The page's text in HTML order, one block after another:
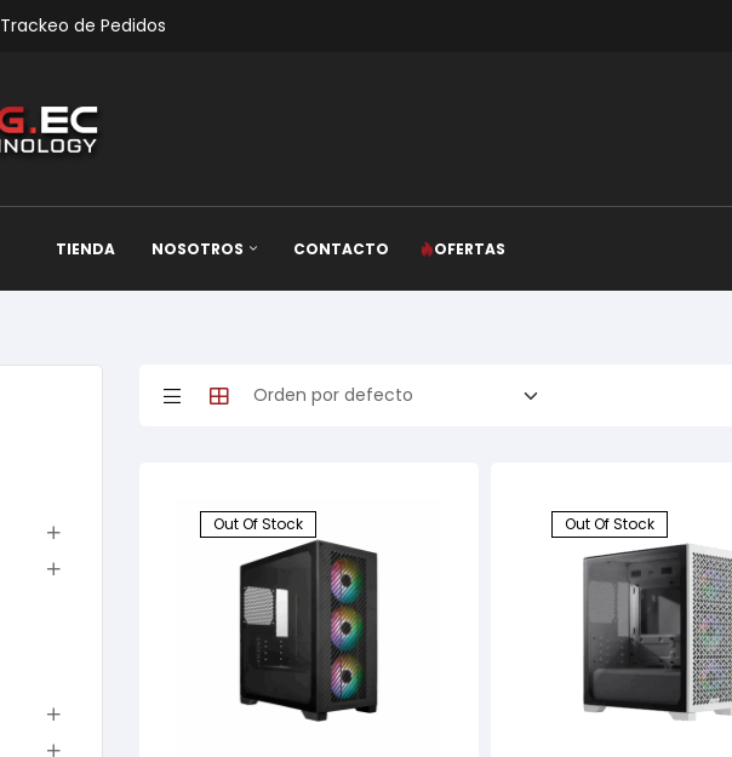
Trackeo de Pedidos
TIENDA NOSOTROS CONTACTO OFERTAS
Out Of Stock Out Of Stock